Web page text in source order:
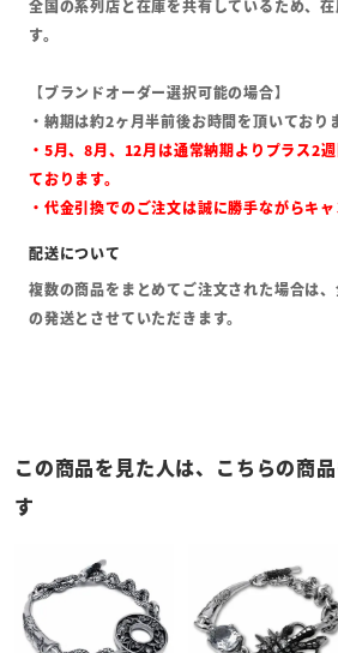
全国の系列店と在庫を共有しているため、
す。
【ブランドオーダー選択可能の場合】
・納期は約2ヶ月半前後お時間を頂いており
・5月、8月、12月は通常納期よりプラス2
ております。
・代金引換でのご注文は誠に勝手ながらキャ
複数の商品をまとめてご注文された場合は
の発送とさせていただきます。
この商品を見た人は、こちらの商
す